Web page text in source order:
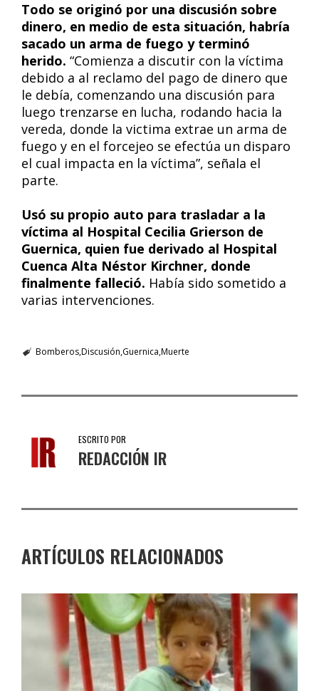
Todo se originó por una discusión sobre
dinero, en medio de esta situación, habría
sacado un arma de fuego y terminó
herido. “Comienza a discutir con la víctima
debido a al reclamo del pago de dinero que
le debía, comenzando una discusión para
luego trenzarse en lucha, rodando hacia la
vereda, donde la victima extrae un arma de
fuego y en el forcejeo se efectúa un disparo
el cual impacta en la víctima”, señala el
parte.
Usó su propio auto para trasladar a la
víctima al Hospital Cecilia Grierson de
Guernica, quien fue derivado al Hospital
Cuenca Alta Néstor Kirchner, donde
finalmente falleció. Había sido sometido a
varias intervenciones.
BomberosDiscusión Guernica Muerte
ESCRITO POR
REDACCIÓN IR
ARTÍCULOS RELACIONADOS